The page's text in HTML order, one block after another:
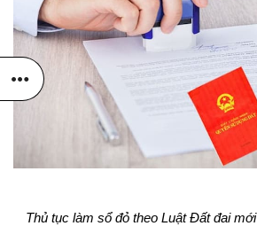
Thủ tục làm sổ đỏ theo Luật Đất đai